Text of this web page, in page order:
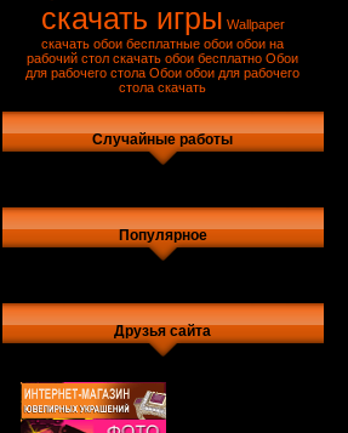
скачать игры Wallpaper
скачать обои бесплатные обои обои на
рабочий стол скачать обои бесплатно Обои
для рабочего стола Обои обои для рабочего
стола скачать
Случайные работы
Популярное
Друзья сайта